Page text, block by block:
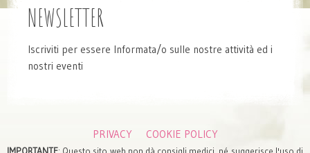
NEWSLETTER
Iscriviti per essere Informata/o sulle nostre attività ed i
nostri eventi
PRIVACY COOKIE POLICY